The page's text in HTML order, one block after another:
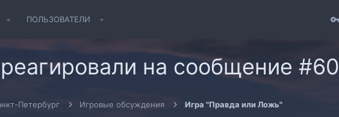
ПОЛЬЗОВАТЕЛИ
на сообщение #60
Петербург Игровые обсуждения Игра "Правда или Ложь"